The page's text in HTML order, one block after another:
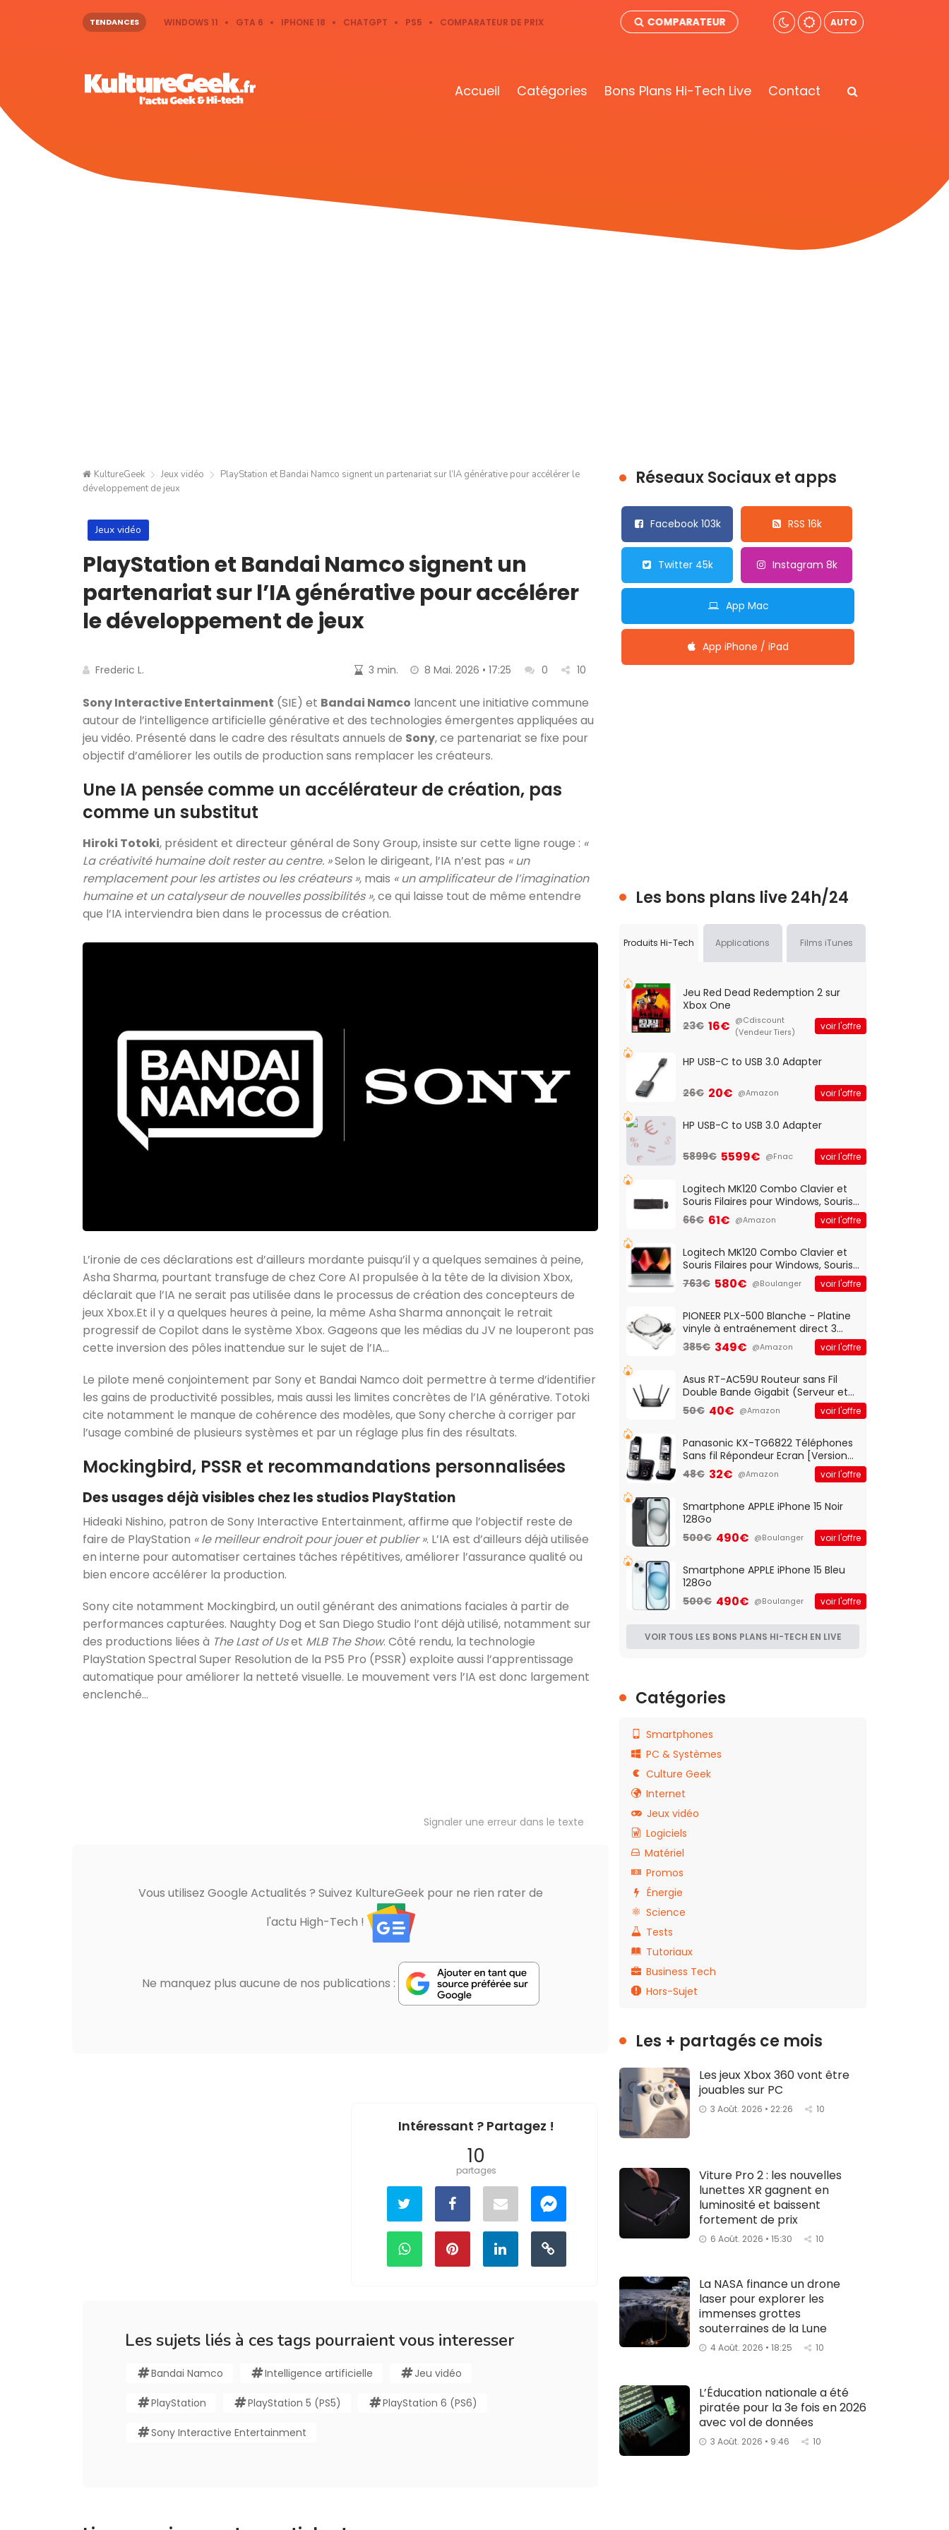
TENDANCES WINDOWS 11 GTA 6 IPHONE 18 CHATGPT PS5 COMPARATEUR DE PRIX COMPARATEUR AUTO
Accueil Catégories Bons Plans Hi-Tech Live Contact
KultureGeek Jeux vidéo
PlayStation et Bandai Namco signent un partenariat sur l’IA générative pour accélérer le
développement de jeux
Jeux vidéo
PlayStation et Bandai Namco signent un
partenariat sur l’IA générative pour accélérer
le développement de jeux
Frederic L. 3 min. 8 Mai. 2026 • 17:25 0 10
Sony Interactive Entertainment (SIE) et Bandai Namco lancent une initiative commune
autour de l’intelligence artificielle générative et des technologies émergentes appliquées au
jeu vidéo. Présenté dans le cadre des résultats annuels de Sony, ce partenariat se fixe pour
objectif d’améliorer les outils de production sans remplacer les créateurs.
Une IA pensée comme un accélérateur de création, pas
comme un substitut
Hiroki Totoki, président et directeur général de Sony Group, insiste sur cette ligne rouge : «
La créativité humaine doit rester au centre. »Selon le dirigeant, l’IA n’est pas « un
remplacement pour les artistes ou les créateurs », mais « un amplificateur de l’imagination
humaine et un catalyseur de nouvelles possibilités »,ce qui laisse tout de même entendre
que l’IA interviendra bien dans le processus de création.
L’ironie de ces déclarations est d’ailleurs mordante puisqu’il y a quelques semaines à peine,
Asha Sharma, pourtant transfuge de chez Core AI propulsée à la tête de la division Xbox,
déclarait que l’IA ne serait pas utilisée dans le processus de création des concepteurs de
jeux Xbox.Et il y a quelques heures à peine, la même Asha Sharma annonçait le retrait
progressif de Copilot dans le système Xbox. Gageons que les médias du JV ne louperont pas
cette inversion des pôles inattendue sur le sujet de l’IA…
Le pilote mené conjointement par Sony et Bandai Namco doit permettre à terme d’identifier
les gains de productivité possibles, mais aussi les limites concrètes de l’IA générative. Totoki
cite notamment le manque de cohérence des modèles, que Sony cherche à corriger par
l’usage combiné de plusieurs systèmes et par un réglage plus fin des résultats.
Mockingbird, PSSR et recommandations personnalisées
Des usages déjà visibles chez les studios PlayStation
Hideaki Nishino, patron de Sony Interactive Entertainment, affirme que l’objectif reste de
faire de PlayStation « le meilleur endroit pour jouer et publier ». L’IA est d’ailleurs déjà utilisée
en interne pour automatiser certaines tâches répétitives, améliorer l’assurance qualité ou
bien encore accélérer la production.
Sony cite notamment Mockingbird, un outil générant des animations faciales à partir de
performances capturées. Naughty Dog et San Diego Studio l’ont déjà utilisé, notamment sur
des productions liées à The Last of Uset MLB The Show. Côté rendu, la technologie
PlayStation Spectral Super Resolution de la PS5 Pro (PSSR) exploite aussi l’apprentissage
automatique pour améliorer la netteté visuelle. Le mouvement vers l’IA est donc largement
enclenché…
Signaler une erreur dans le texte
Vous utilisez Google Actualités ? Suivez KultureGeek pour ne rien rater de
l'actu High-Tech !
Ne manquez plus aucune de nos publications :
Intéressant ? Partagez !
10
partages
Les sujets liés à ces tags pourraient vous interesser
Bandai Namco Intelligence artificielle Jeu vidéo
PlayStation PlayStation 5 (PS5) PlayStation 6 (PS6)
Sony Interactive Entertainment
Réseaux Sociaux et apps
Facebook 103k RSS 16k
Twitter 45k Instagram 8k
App Mac
App iPhone / iPad
Les bons plans live 24h/24
Produits Hi-Tech Applications Films iTunes
Jeu Red Dead Redemption 2 sur
Xbox One
23€ 16€ @Cdiscount
(Vendeur Tiers)
voir l'offre
HP USB-C to USB 3.0 Adapter
26€ 20€ @Amazon voir l'offre
HP USB-C to USB 3.0 Adapter
5899€ 5599€ @Fnac voir l'offre
Logitech MK120 Combo Clavier et
Souris Filaires pour Windows, Souris
Optique Filaire, Connexion USB Plug
And Play, Confortable, Taille
QWERTY UK - Noir
66€ 61€ @Amazon voir l'offre
Logitech MK120 Combo Clavier et
Souris Filaires pour Windows, Souris
Optique Filaire, Connexion USB Plug
And Play, Confortable, Taille
QWERTY UK - Noir
763€ 580€ @Boulanger voir l'offre
PIONEER PLX-500 Blanche - Platine
vinyle à entraénement direct 3
vitesses (33-45-78 trs/min) avec
pre-ampli intégré et port USB
385€ 349€ @Amazon voir l'offre
Asus RT-AC59U Routeur sans Fil
Double Bande Gigabit (Serveur et
Client VPN, Triple Vlan, Mode Point
d'accès et Bridge, contrôle
50€ 40€ @Amazon voir l'offre
Panasonic KX-TG6822 Téléphones
Sans fil Répondeur Ecran [Version
Française]
48€ 32€ @Amazon voir l'offre
Smartphone APPLE iPhone 15 Noir
128Go
500€ 490€ @Boulanger voir l'offre
Smartphone APPLE iPhone 15 Bleu
128Go
500€ 490€ @Boulanger voir l'offre
VOIR TOUS LES BONS PLANS HI-TECH EN LIVE
Catégories
Smartphones
PC & Systèmes
Culture Geek
Internet
Jeux vidéo
Logiciels
Matériel
Promos
Énergie
Science
Tests
Tutoriaux
Business Tech
Hors-Sujet
Les + partagés ce mois
Les jeux Xbox 360 vont être
jouables sur PC
3 Août. 2026 • 22:26 10
Viture Pro 2 : les nouvelles
lunettes XR gagnent en
luminosité et baissent
fortement de prix
6 Août. 2026 • 15:30 10
La NASA finance un drone
laser pour explorer les
immenses grottes
souterraines de la Lune
4 Août. 2026 • 18:25 10
L’Éducation nationale a été
piratée pour la 3e fois en 2026
avec vol de données
3 Août. 2026 • 9:46 10